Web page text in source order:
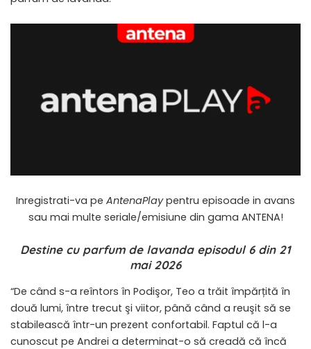
Inregistrati-va pe AntenaPlaypentru episoade in avans
sau mai multe seriale/emisiune din gama ANTENA!
Destine cu parfum de lavanda episodul 6 din 21
mai 2026
“De când s-a reîntors în Podişor, Teo a trăit împărțită în
două lumi, între trecut şi viitor, până când a reuşit să se
stabilească într-un prezent confortabil. Faptul că l-a
cunoscut pe Andrei a determinat-o să creadă că încă